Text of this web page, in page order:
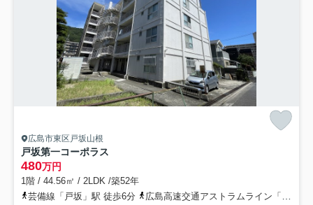
広島市東区戸坂山根
戸坂第一コーポラス
480万円
1階 / 44.56㎡ / 2LDK /築52年
芸備線「戸坂」駅 徒歩6分
広島高速交通アストラムライン「西原」駅 徒歩27分